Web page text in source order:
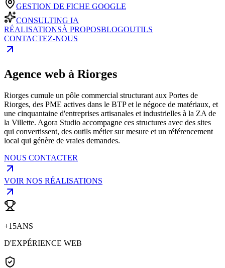
GESTION DE FICHE GOOGLE
CONSULTING IA
RÉALISATIONSÀ PROPOSBLOGOUTILS
CONTACTEZ-NOUS
Agence web à Riorges
Riorges cumule un pôle commercial structurant aux Portes de
Riorges, des PME actives dans le BTP et le négoce de matériaux, et
une cinquantaine d'entreprises artisanales et industrielles à la ZA de
la Villette. Agora Studio accompagne ces structures avec des sites
qui convertissent, des outils métier sur mesure et un référencement
local qui génère de vraies demandes.
NOUS CONTACTER
VOIR NOS RÉALISATIONS
+15ANS
D'EXPÉRIENCE WEB